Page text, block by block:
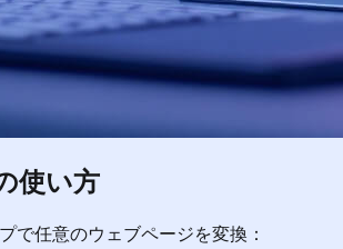
使い方
で任意のウェブページを変換：